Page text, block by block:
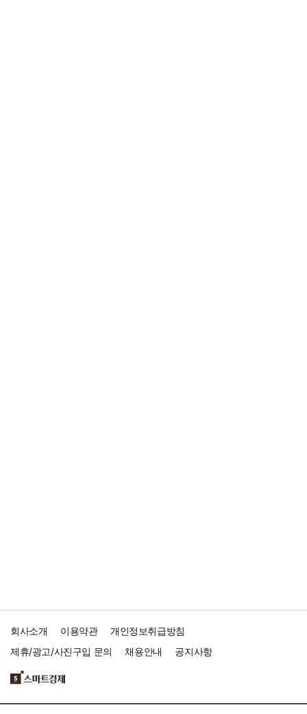
회사소개 이용약관
개인정보취급방침
제휴/광고/사진구입 문의
채용안내 공지사항